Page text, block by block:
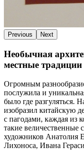
Previous Next
Необычная
местные традиции
Огромным
послужила и
было где разгуляться.
изобразил китайскую
с пагодами, каждая из
такие величественные
художников Анатолия
Лихоноса, Ивана